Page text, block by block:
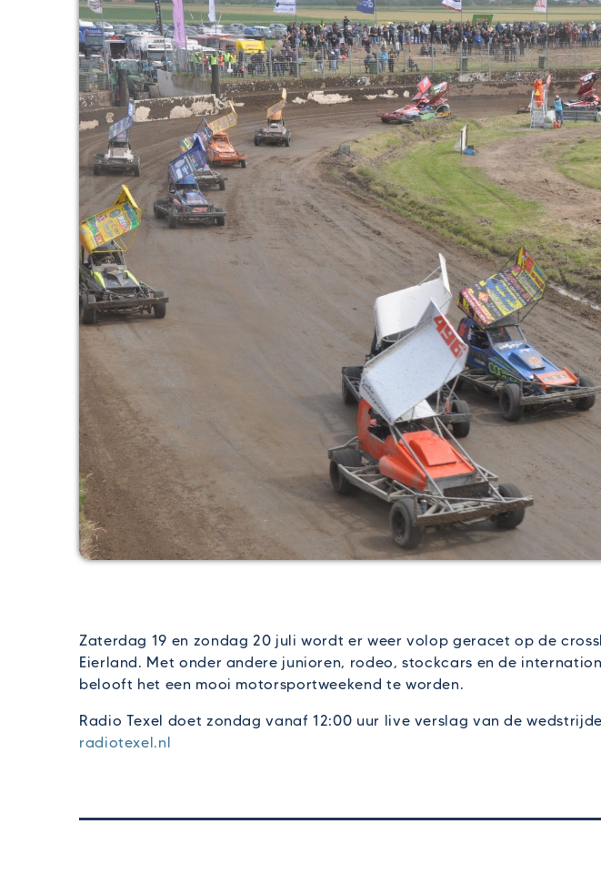
Zaterdag 19 en zondag 20 juli wordt er weer volop geracet op de
Eierland. Met onder andere junioren, rodeo, stockcars en de
belooft het een mooi motorsportweekend te worden.
Radio Texel doet zondag vanaf 12:00 uur live verslag van de
radiotexel.nl